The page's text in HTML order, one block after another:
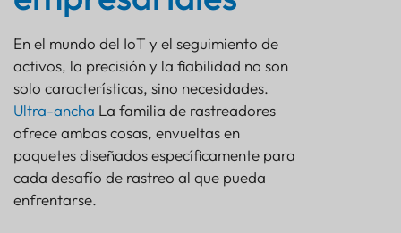
En el mundo del IoT y el seguimiento de
activos, la precisión y la fiabilidad no son
solo características, sino necesidades.
Ultra-ancha La familia de rastreadores
ofrece ambas cosas, envueltas en
paquetes diseñados específicamente para
cada desafío de rastreo al que pueda
enfrentarse.